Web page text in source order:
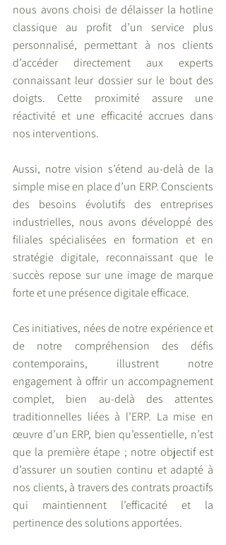
nous avons choisi de délaisser la hotline
classique au profit d’un service plus
personnalisé, permettant à nos clients
d’accéder directement aux experts
connaissant leur dossier sur le bout des
doigts. Cette proximité assure une
réactivité et une efficacité accrues dans
nos interventions.
Aussi, notre vision s’étend au-delà de la
simple mise en place d’un ERP. Conscients
des besoins évolutifs des entreprises
industrielles, nous avons développé des
filiales spécialisées en formation et en
stratégie digitale, reconnaissant que le
succès repose sur une image de marque
forte et une présence digitale efficace.
Ces initiatives, nées de notre expérience et
de notre compréhension des défis
contemporains, illustrent notre
engagement à offrir un accompagnement
complet, bien au-delà des attentes
traditionnelles liées à l’ERP. La mise en
œuvre d’un ERP, bien qu’essentielle, n’est
que la première étape ; notre objectif est
d’assurer un soutien continu et adapté à
nos clients, à travers des contrats proactifs
qui maintiennent l’efficacité et la
pertinence des solutions apportées.